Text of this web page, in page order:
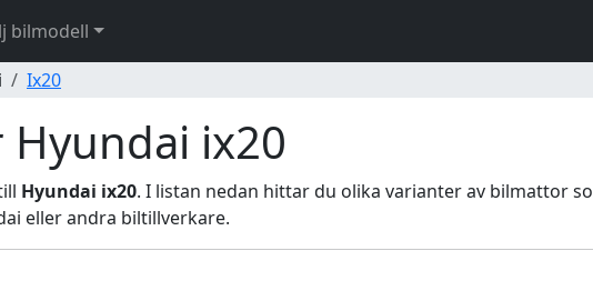
bilmodell
Ix20
ix20
Hyundai ix20. I listan nedan hittar du olika varianter av bilmattor
eller andra biltillverkare.